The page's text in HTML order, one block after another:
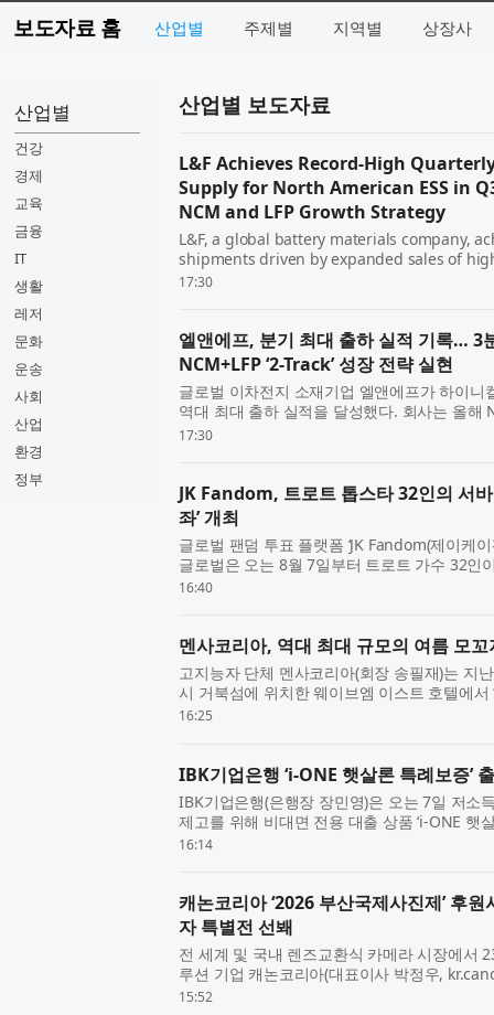
보도자료 홈 산업별 주제별 지역별 상장사
산업별
건강
경제
교육
금융
IT
생활
레저
문화
운송
사회
산업
환경
정부
산업별 보도자료
L&F Achieves Record-High
Supply for North American ESS in
NCM and LFP Growth Strategy
L&F, a global battery materials company,
shipments driven by expanded sales of
company expects annual NCM shipments
17:30
엘앤에프, 분기 최대 출하 실적 기록… 3
NCM+LFP ‘2-Track’ 성장 전략 실현
글로벌 이차전지 소재기업 엘앤에프가 하이
역대 최대 출하 실적을 달성했다. 회사는 올해
게 상회할 것으로 전망했으며, 3분기부터는 북
17:30
JK Fandom, 트로트 톱스타 32인의 서
좌’ 개최
글로벌 팬덤 투표 플랫폼 ‘JK Fandom(제이케
글로벌은 오는 8월 7일부터 트로트 가수 32인
최후의 왕좌(TROT WAR : THE LAST
16:40
멘사코리아, 역대 최대 규모의 여름 모꼬
고지능자 단체 멘사코리아(회장 송필재)는 지
시 거북섬에 위치한 웨이브엠 이스트 호텔에서
로 개최했다고 밝혔다. 이번 여름 모꼬지에는
16:25
IBK기업은행 ‘i-ONE 햇살론 특례보증’
IBK기업은행(은행장 장민영)은 오는 7일 저소
제고를 위해 비대면 전용 대출 상품 ‘i-ONE 햇
다. 이번 상품은 지난 1월 출시한 대면 전용 상
16:14
캐논코리아 ‘2026 부산국제사진제’ 후
자 특별전 선봬
전 세계 및 국내 렌즈교환식 카메라 시장에서
루션 기업 캐논코리아(대표이사 박정우,
‘2026 부산국제사진제’의 후원사로 참여해 ‘
15:52